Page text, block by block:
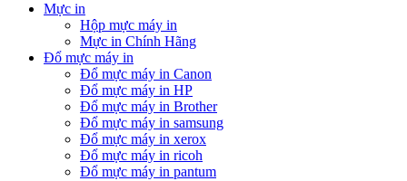
Mực in
Hộp mực máy in
Mực in Chính Hãng
Đổ mực máy in
Đổ mực máy in Canon
Đổ mực máy in HP
Đổ mực máy in Brother
Đổ mực máy in samsung
Đổ mực máy in xerox
Đổ mực máy in ricoh
Đổ mực máy in pantum